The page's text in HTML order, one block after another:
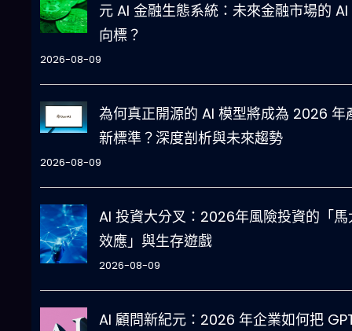
元 AI 金融生態系統：未來金融市場的 AI
向標？
2026-08-09
為何真正開源的 AI 模型將成為 2026 年
新標準？深度剖析與未來趨勢
2026-08-09
AI 投資大分叉：2026年風險投資的「馬
效應」與生存遊戲
2026-08-09
AI 顧問新紀元：2026 年企業如何把